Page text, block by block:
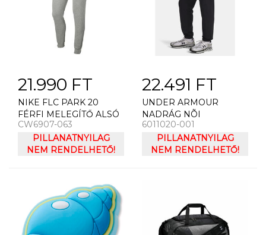
21.990 FT
NIKE FLC PARK 20
FÉRFI MELEGÍTŐ ALSÓ
SZÜRKE
CW6907-063
PILLANATNYILAG
NEM RENDELHETŐ!
22.491 FT
UNDER ARMOUR
NADRÁG NÕI
MELEGÍTÕNADRÁG
UNDER ARMOUR
SPORT TERRY JOGGER-
6011020-001
PILLANATNYILAG
NEM RENDELHETŐ!